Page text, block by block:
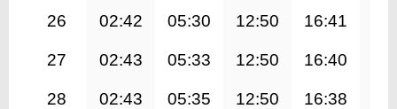
26 02:42 05:30 12:50 16:41
27 02:43 05:33 12:50 16:40
28 02:43 05:35 12:50 16:38